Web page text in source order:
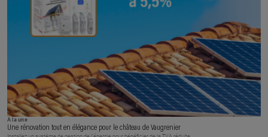
À la une
Une rénovation tout en élégance pour le château de Vaugrenier